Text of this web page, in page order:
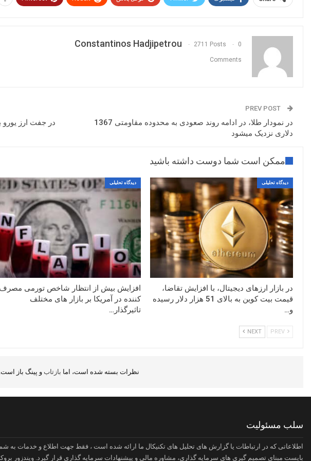
Constantinos Hadjipetrou 2711 Posts 0
Comments
در نمودار طلا، در ادامه روند صعودی به محدوده مقاومتی 1367
دلاری نزدیک میشود
در جفت ارز یورو
ممکن است شما دوست داشته باشید
دیدگاه تحلیلی
در بازار ارزهای دیجیتال، با افزایش تقاضا،
قیمت بیت کوین به بالای 51 هزار دلار رسیده
و…
دیدگاه تحلیلی
افزایش بیش از انتظار شاخص تورمی مصرف
کننده در آمریکا بر بازار های مختلف
تاثیرگذار…
NEXT
نظرات بسته شده است، اما بازتاب و پینگ باز است.
سلب مسئولیت
اطلاعاتی که در ارتباطات یا گزارش های تحلیل های تکنیکال ما ارائه شده است ، فقط جهت اطلاع و خدمات
بایست مبنای تصمیم گیری های سرمایه گذاری، مشاوره مالی و پیشنهادات سرمایه گذاری قرار گیرد. ویندزور